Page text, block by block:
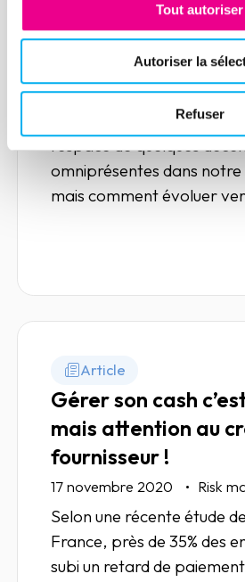
Tout autoriser
Autoriser la
Refuser
IA et data, vers
responsabilité…
11 mars 2021 Risk
La donnée et l'IA sont
l'espace de quelques
omniprésentes dans notre
mais comment évoluer
Article
Gérer son cash
mais attention au
fournisseur !
17 novembre 2020 Risk
Selon une récente étude
France, près de 35% des
subi un retard de